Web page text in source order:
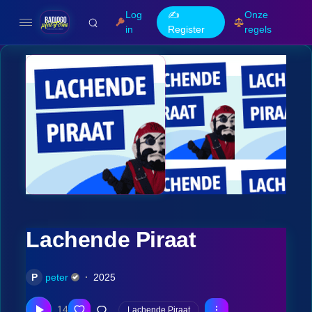
Log
in
✍️
Register
Onze
regels
Lachende Piraat
P peter 2025
14 Lachende Piraat